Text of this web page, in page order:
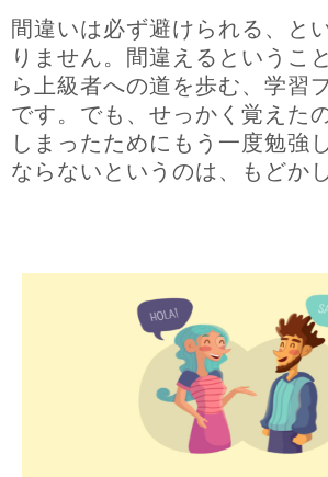
間違いは必ず避けられる、と
りません。間違えるというこ
ら上級者への道を歩む、学習
です。でも、せっかく覚えた
しまったためにもう一度勉強
ならないというのは、もどか